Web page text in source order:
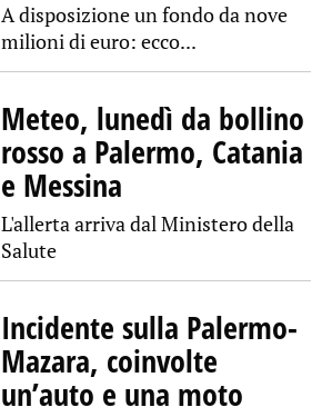
A disposizione un fondo da nove
milioni di euro: ecco...
Meteo, lunedì da bollino
rosso a Palermo, Catania
e Messina
L'allerta arriva dal Ministero della
Salute
Incidente sulla Palermo-
Mazara, coinvolte
un’auto e una moto